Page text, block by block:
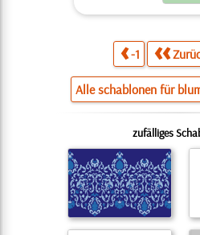
-1
Alle schablonen für
zufälliges